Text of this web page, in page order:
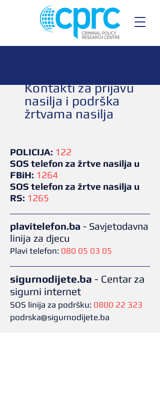
Kontakti za prijavu
nasilja i podrška
žrtvama nasilja
POLICIJA: 122
SOS telefon za žrtve nasilja u
FBiH: 1264
SOS telefon za žrtve nasilja u
RS: 1265
plavitelefon.ba - Savjetodavna
linija za djecu
Plavi telefon: 080 05 03 05
sigurnodijete.ba - Centar za
sigurni internet
SOS linija za podršku: 0800 22 323
podrska@sigurnodijete.ba